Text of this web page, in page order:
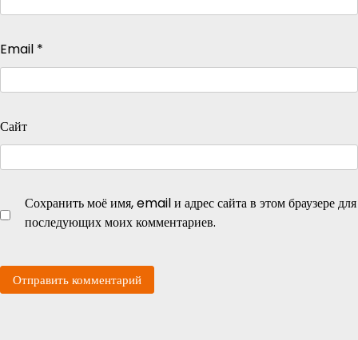
Email *
Сайт
Сохранить моё имя, email и адрес сайта в этом браузере для
последующих моих комментариев.